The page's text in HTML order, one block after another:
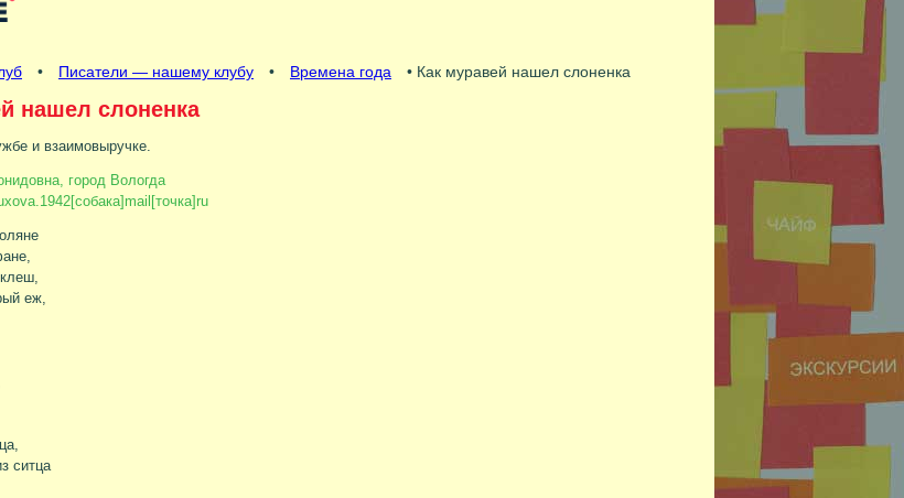
• Писатели — нашему клубу • Времена года • Как муравей нашел слоненка
нашел слоненка
и взаимовыручке.
город Вологда
еж,
ситца